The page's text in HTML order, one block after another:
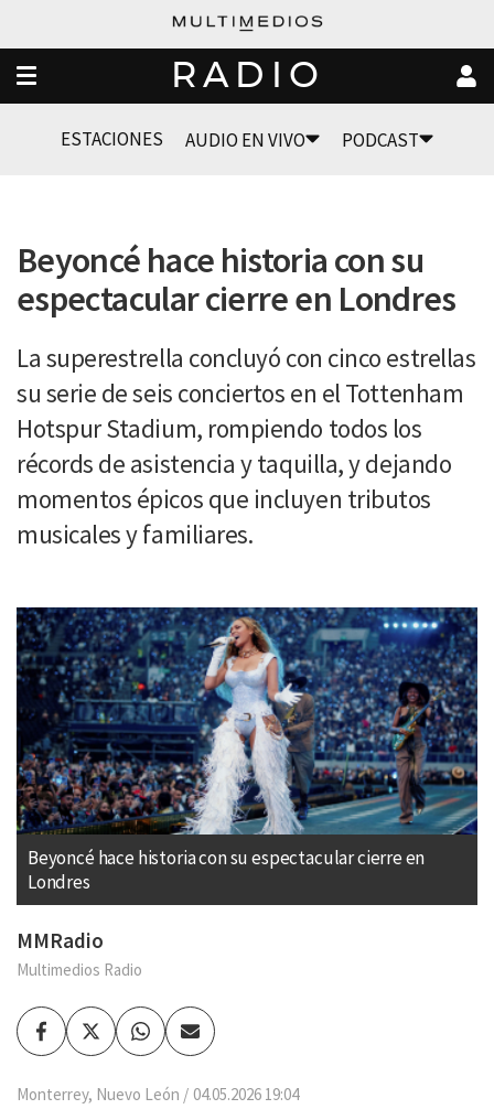
RADIO
ESTACIONES AUDIO EN VIVO PODCAST
Beyoncé hace historia con su
espectacular cierre en Londres
La superestrella concluyó con cinco estrellas
su serie de seis conciertos en el Tottenham
Hotspur Stadium, rompiendo todos los
récords de asistencia y taquilla, y dejando
momentos épicos que incluyen tributos
musicales y familiares.
Beyoncé hace historia con su espectacular cierre en
Londres
MMRadio
Multimedios Radio
FacebookTwitterWhatsapp
Enviar
por
Monterrey, Nuevo León 04.05.2026 19:04